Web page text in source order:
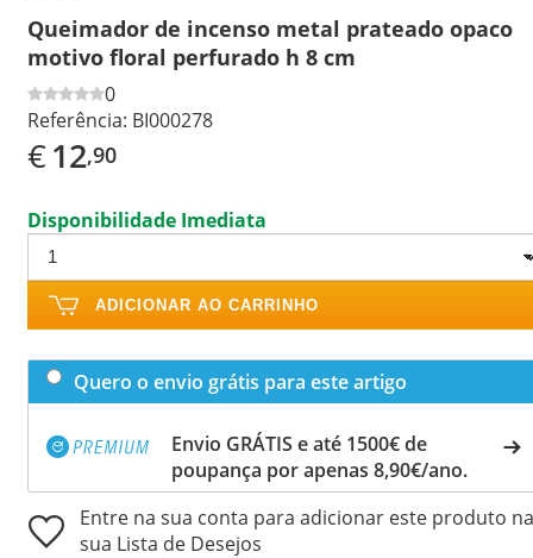
Queimador de incenso metal prateado opaco
motivo floral perfurado h 8 cm
0
Referência: BI000278
€12,90
Disponibilidade Imediata
ADICIONAR AO CARRINHO
Quero o envio grátis para este artigo
Envio GRÁTIS e até 1500€ de
poupança por apenas 8,90€/ano.
Entre na sua conta para adicionar este produto na
sua Lista de Desejos